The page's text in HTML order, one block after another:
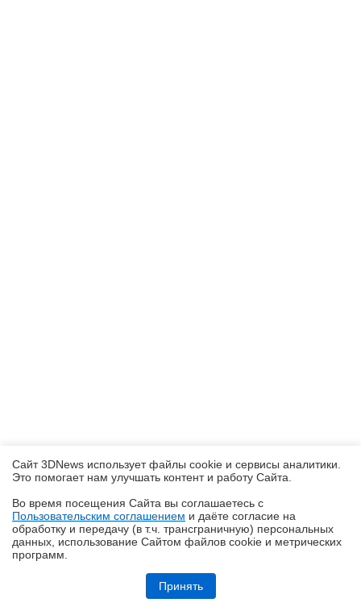
Обзор ноутбука ASUS Zenbook Duo UX8407A (UX8407AA-SN279X) с
Сайт 3DNews использует файлы cookie и сервисы аналитики.
Это помогает нам улучшать контент и работу Cайта.
Во время посещения Cайта вы соглашаетесь с
Пользовательским соглашением и даёте согласие на
обработку и передачу (в т.ч. трансграничную) персональных
данных, использование Cайтом файлов cookie и метрических
программ.
Принять